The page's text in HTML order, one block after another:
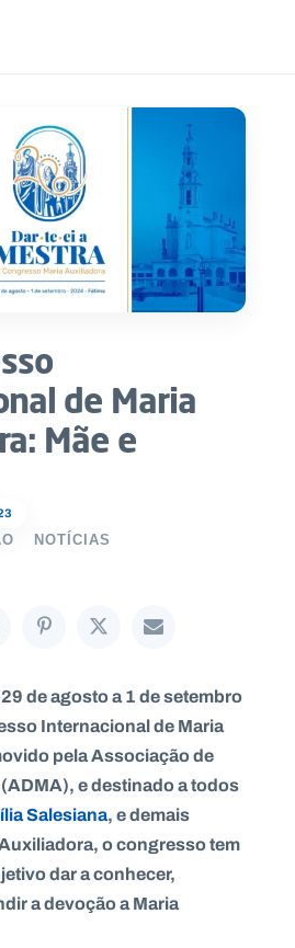
de Maria
Mãe e
NOTÍCIAS
de agosto a 1 de setembro
Internacional de Maria
pela Associação de
e destinado a todos
Salesiana, e demais
o congresso tem
dar a conhecer,
a devoção a Maria
site